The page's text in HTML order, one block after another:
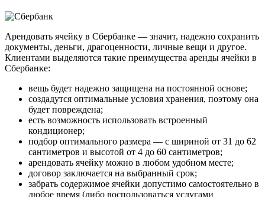
Арендовать ячейку в Сбербанке — значит, надежно сохранить
документы, деньги, драгоценности, личные вещи и другое.
Клиентами выделяются такие преимущества аренды ячейки в
Сбербанке:
вещь будет надежно защищена на постоянной основе;
создадутся оптимальные условия хранения, поэтому она
будет повреждена;
есть возможность использовать встроенный
кондиционер;
подбор оптимального размера — с шириной от 31 до 62
сантиметров и высотой от 4 до 60 сантиметров;
арендовать ячейку можно в любом удобном месте;
договор заключается на выбранный срок;
забрать содержимое ячейки допустимо самостоятельно в
любое время (либо воспользоваться услугами